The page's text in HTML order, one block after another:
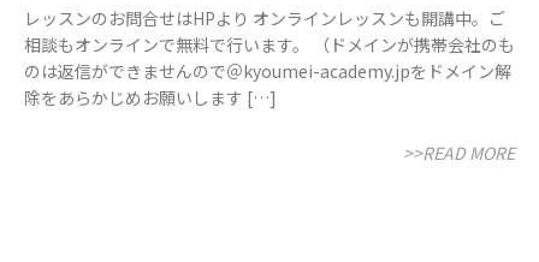
レッスンのお問合せはHPより オンラインレッスンも開講中。ご
相談もオンラインで無料で行います。 （ドメインが携帯会社のも
のは返信ができませんので＠kyoumei-academy.jpをドメイン解
除をあらかじめお願いします […]
>>READ MORE